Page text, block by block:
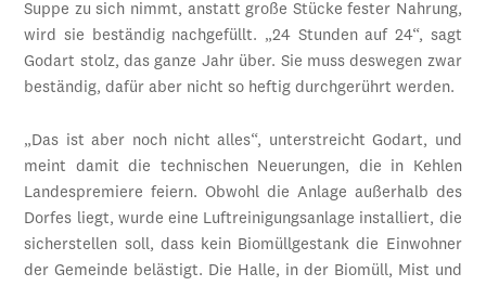
Suppe zu sich nimmt, anstatt große Stücke fester Nahrung,
wird sie beständig nachgefüllt. „24 Stunden auf 24“, sagt
Godart stolz, das ganze Jahr über. Sie muss deswegen zwar
beständig, dafür aber nicht so heftig durchgerührt werden.
„Das ist aber noch nicht alles“, unterstreicht Godart, und
meint damit die technischen Neuerungen, die in Kehlen
Landespremiere feiern. Obwohl die Anlage außerhalb des
Dorfes liegt, wurde eine Luftreinigungsanlage installiert, die
sicherstellen soll, dass kein Biomüllgestank die Einwohner
der Gemeinde belästigt. Die Halle, in der Biomüll, Mist und